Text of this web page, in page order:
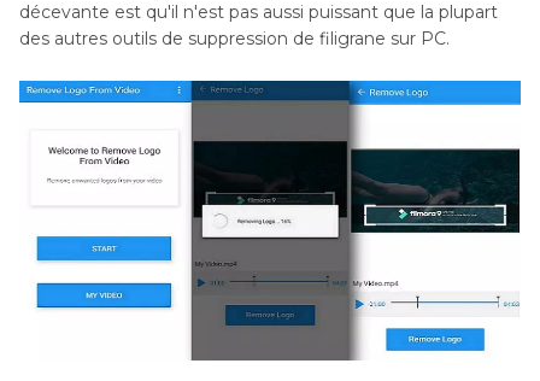
décevante est qu'il n'est pas aussi puissant que la plupart
des autres outils de suppression de filigrane sur PC.